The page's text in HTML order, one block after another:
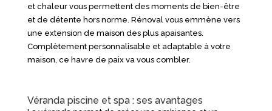
et chaleur vous permettent des moments de bien-être
et de détente hors norme. Rénoval vous emmène vers
une extension de maison des plus apaisantes.
Complètement personnalisable et adaptable à votre
maison, ce havre de paix va vous combler.
Véranda piscine et spa : ses avantages